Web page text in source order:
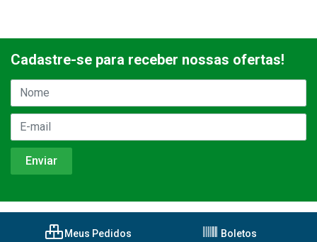
Cadastre-se para receber nossas ofertas!
Meus Pedidos Boletos